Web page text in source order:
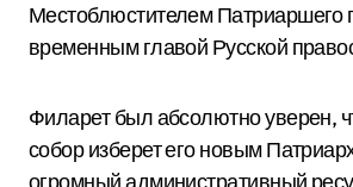
Местоблюстителем Патриаршего
временным главой Русской
Филарет был абсолютно уверен,
собор изберет его новым